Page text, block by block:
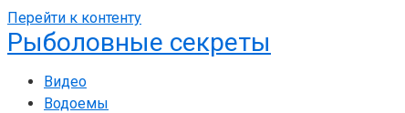
Перейти к контенту
Рыболовные секреты
Видео
Водоемы